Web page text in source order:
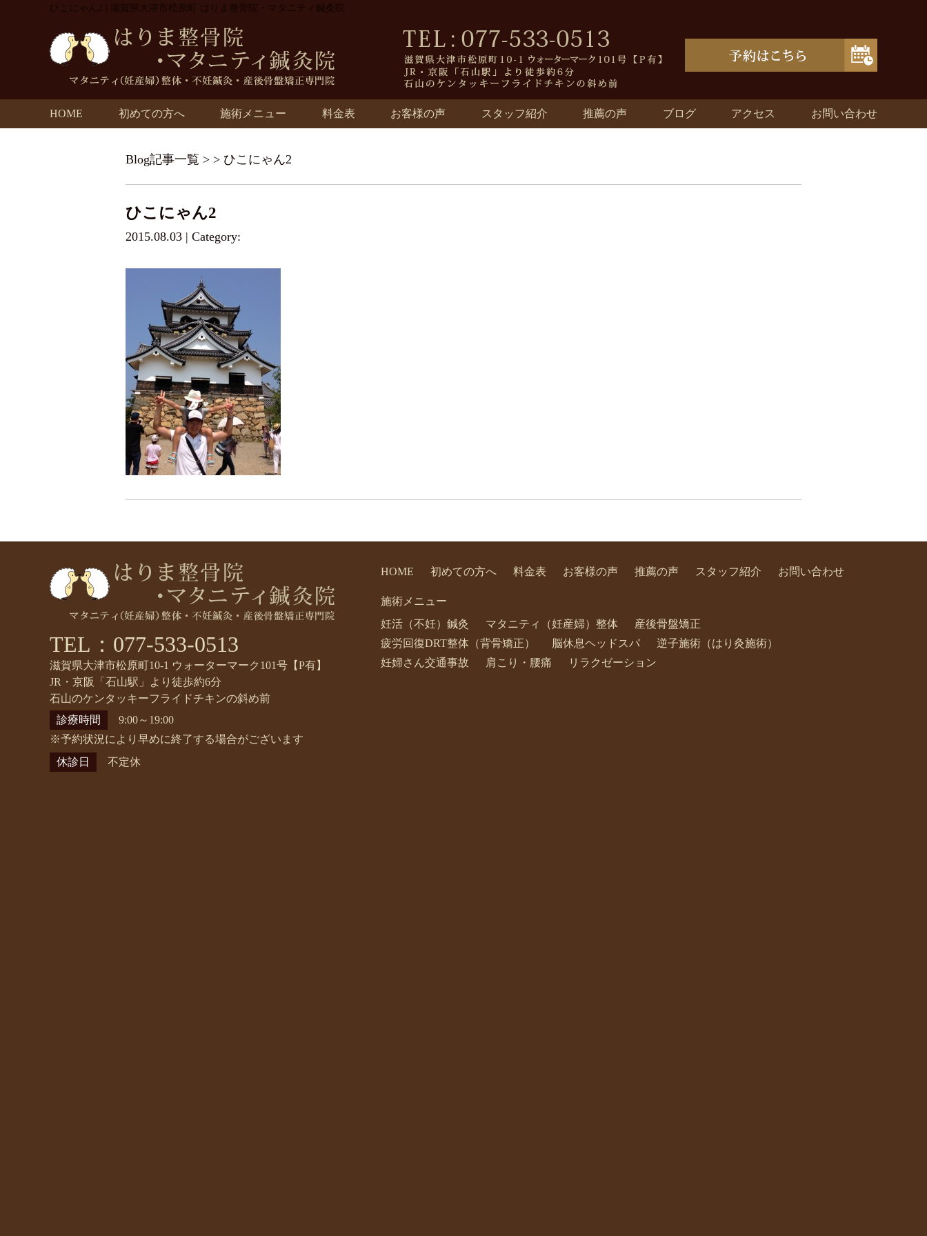
ひこにゃん2 | 滋賀県大津市松原町 はりま整骨院・マタニティ鍼灸院
HOME 初めての方へ 施術メニュー 料金表 お客様の声 スタッフ紹介 推薦の声 ブログ アクセス お問い合わせ
Blog記事一覧 > > ひこにゃん2
ひこにゃん2
2015.08.03 | Category:
TEL：077-533-0513
滋賀県大津市松原町10-1 ウォーターマーク101号【P有】
JR・京阪「石山駅」より徒歩約6分
石山のケンタッキーフライドチキンの斜め前
診療時間
9:00～19:00
※予約状況により早めに終了する場合がございます
休診日
不定休
HOME 初めての方へ 料金表 お客様の声 推薦の声 スタッフ紹介 お問い合わせ
施術メニュー
妊活（不妊）鍼灸
マタニティ（妊産婦）整体
産後骨盤矯正
疲労回復DRT整体（背骨矯正）
脳休息ヘッドスパ
逆子施術（はり灸施術）
妊婦さん交通事故
肩こり・腰痛 リラクゼーション